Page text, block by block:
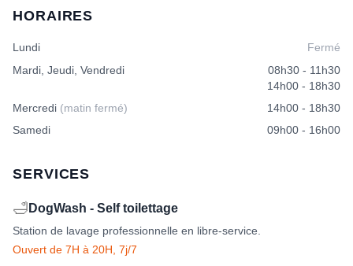
HORAIRES
Lundi
Fermé
Mardi, Jeudi, Vendredi
08h30 - 11h30
14h00 - 18h30
Mercredi (matin fermé)
14h00 - 18h30
Samedi
09h00 - 16h00
SERVICES
🛁 DogWash - Self toilettage
Station de lavage professionnelle en libre-service.
Ouvert de 7H à 20H, 7j/7